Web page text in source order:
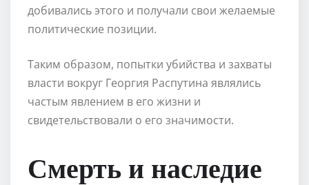
добивались этого и получали свои желаемые
политические позиции.
Таким образом, попытки убийства и захваты
власти вокруг Георгия Распутина являлись
частым явлением в его жизни и
свидетельствовали о его значимости.
Смерть и наследие